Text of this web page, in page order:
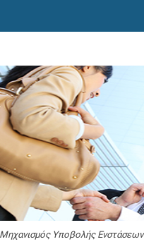
Υποβολής Ενστάσεων